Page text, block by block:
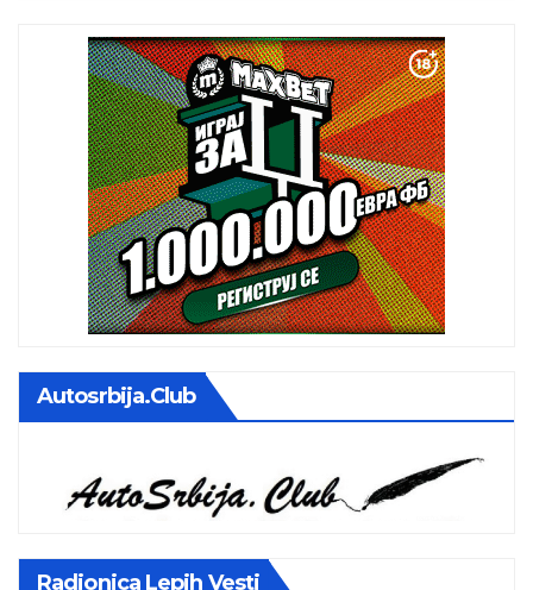
Autosrbija.club
Radionica Lepih Vesti